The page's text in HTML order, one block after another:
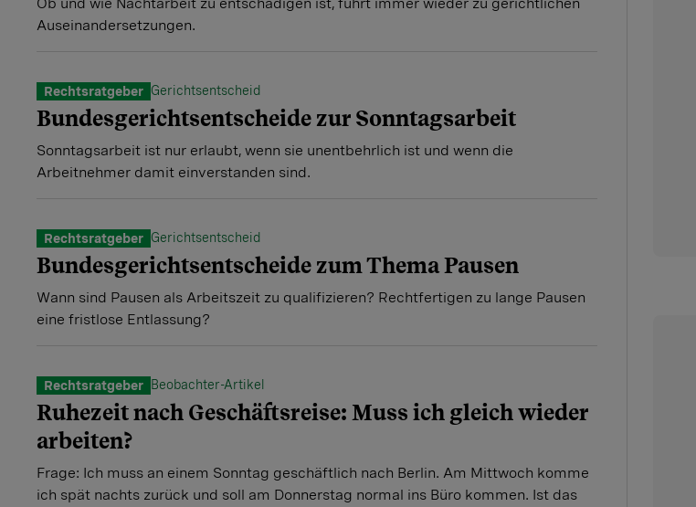
Auseinandersetzungen.
Rechtsratgeber Gerichtsentscheid
Bundesgerichtsentscheide zur Sonntagsarbeit
Sonntagsarbeit ist nur erlaubt, wenn sie unentbehrlich ist und wenn die
Arbeitnehmer damit einverstanden sind.
Rechtsratgeber Gerichtsentscheid
Bundesgerichtsentscheide zum Thema Pausen
Wann sind Pausen als Arbeitszeit zu qualifizieren? Rechtfertigen zu lange Pausen
eine fristlose Entlassung?
Rechtsratgeber Beobachter-Artikel
Ruhezeit nach Geschäftsreise: Muss ich gleich wieder
arbeiten?
Frage: Ich muss an einem Sonntag geschäftlich nach Berlin. Am Mittwoch komme
ich spät nachts zurück und soll am Donnerstag normal ins Büro kommen. Ist das